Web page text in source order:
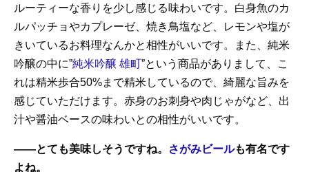
ルーティーな香りを少し感じる味わいです。白身魚のカ
ルパッチョやカプレーゼ、焼き鳥塩など、レモンや塩が
きいているお料理なんかと相性がいいです。また、純米
吟醸の中に”純米吟醸 雄町”という商品がありまして、こ
れは精米歩合50%まで精米しているので、綺麗な旨みを
感じていただけます。赤身のお刺身や肉じゃがなど、出
汁や醤油ベースの味わいとの相性がいいです。
——とても美味しそうですね。 さがみビールも有名です
よね。